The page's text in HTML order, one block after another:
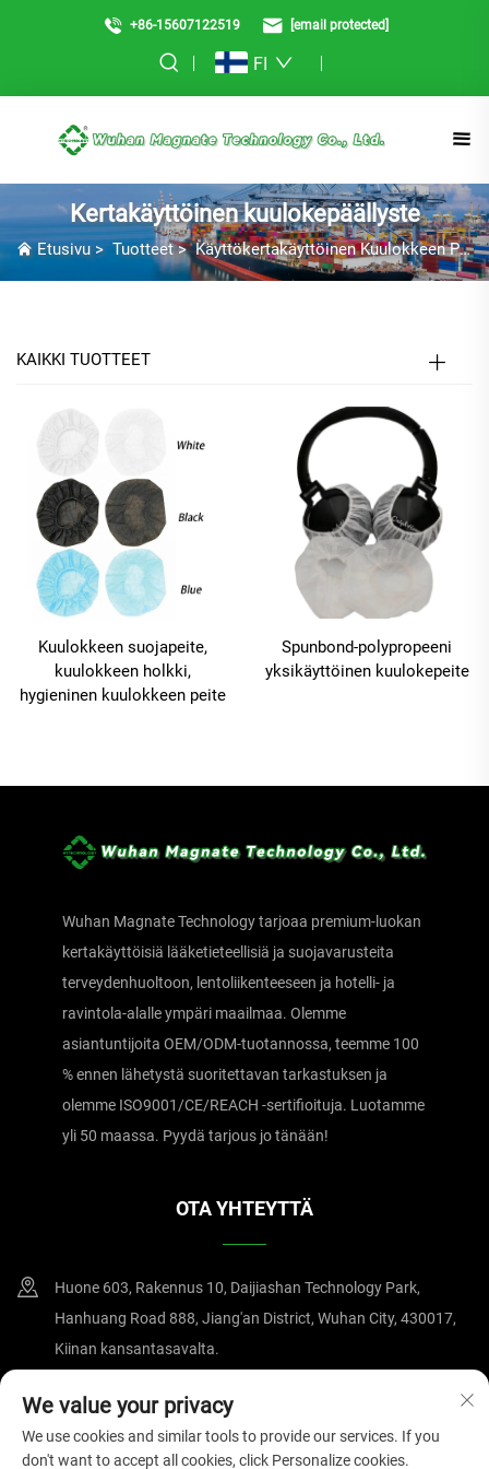
+86-15607122519 [email protected]
FI
Kertakäyttöinen kuulokepäällyste
Etusivu > Tuotteet>Käyttökertakäyttöinen Kuulokkeen Peite
KAIKKI TUOTTEET
Kuulokkeen suojapeite,
kuulokkeen holkki,
hygieninen kuulokkeen peite
Spunbond-polypropeeni
yksikäyttöinen kuulokepeite
Wuhan Magnate Technology tarjoaa premium-luokan
kertakäyttöisiä lääketieteellisiä ja suojavarusteita
terveydenhuoltoon, lentoliikenteeseen ja hotelli- ja
ravintola-alalle ympäri maailmaa. Olemme
asiantuntijoita OEM/ODM-tuotannossa, teemme 100
% ennen lähetystä suoritettavan tarkastuksen ja
olemme ISO9001/CE/REACH -sertifioituja. Luotamme
yli 50 maassa. Pyydä tarjous jo tänään!
OTA YHTEYTTÄ
Huone 603, Rakennus 10, Daijiashan Technology Park,
Hanhuang Road 888, Jiang'an District, Wuhan City, 430017,
Kiinan kansantasavalta.
+86-15607122519
[email protected]
We value your privacy
We use cookies and similar tools to provide our services. If you
don't want to accept all cookies, click Personalize cookies.